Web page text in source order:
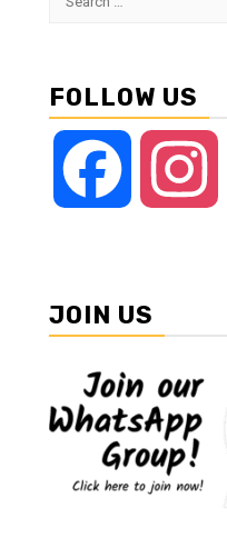
FOLLOW US
Facebook
JOIN US